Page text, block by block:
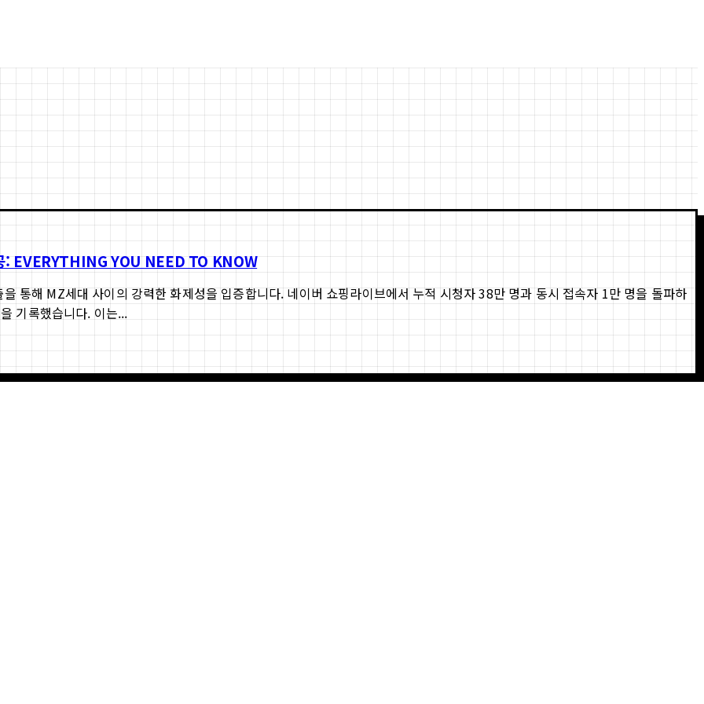
: EVERYTHING YOU NEED TO KNOW
통해 MZ세대 사이의 강력한 화제성을 입증합니다. 네이버 쇼핑라이브에서 누적 시청자 38만 명과 동시 접속자 1만 명을 돌파하
기록했습니다. 이는...